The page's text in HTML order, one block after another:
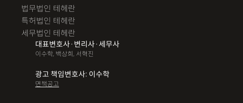
법무법인 테헤란
특허법인 테헤란
세무법인 테헤란
대표변호사·변리사·세무사
이수학, 백상희, 서혁진
광고 책임변호사: 이수학
면책공고